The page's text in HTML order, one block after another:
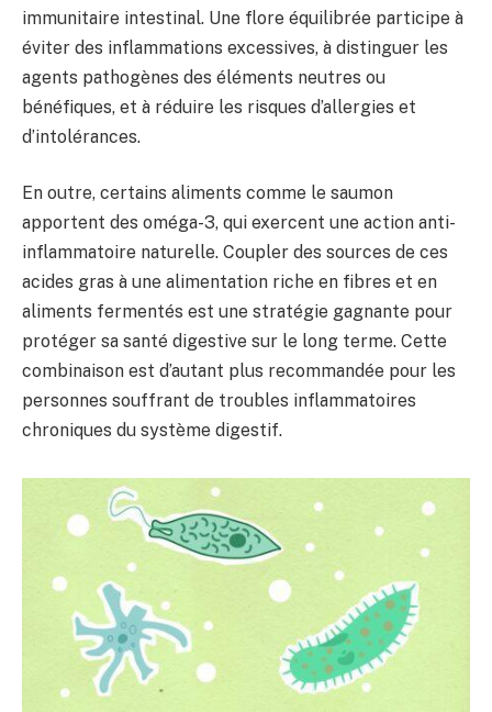
immunitaire intestinal. Une flore équilibrée participe à
éviter des inflammations excessives, à distinguer les
agents pathogènes des éléments neutres ou
bénéfiques, et à réduire les risques d’allergies et
d’intolérances.
En outre, certains aliments comme le saumon
apportent des oméga-3, qui exercent une action anti-
inflammatoire naturelle. Coupler des sources de ces
acides gras à une alimentation riche en fibres et en
aliments fermentés est une stratégie gagnante pour
protéger sa santé digestive sur le long terme. Cette
combinaison est d’autant plus recommandée pour les
personnes souffrant de troubles inflammatoires
chroniques du système digestif.